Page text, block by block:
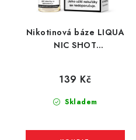
Nikotinová báze LIQUA
NIC SHOT
Skladem
139 Kč